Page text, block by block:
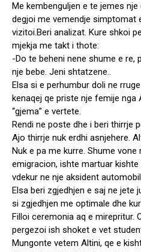
Me kembenguljen e te jemes
degjoi me vemendje simptomat
vizitoi.Beri analizat. Kure shkoi
mjekja me takt i thote:
-Do te beheni nene shume e re,
nje bebe. Jeni shtatzene..
Elsa si e perhumbur doli ne
kenaqej qe priste nje femije nga
“gjema” e vertete.
Rendi ne poste dhe i beri thirrje
Ajo thirrje nuk erdhi asnjehere.
Nuk e pa me kurre. Shume
emigracion, ishte martuar
vdekur ne nje aksident
Elsa beri zgjedhjen e saj ne jete
si zgjedhjen me optimale dhe
Filloi ceremonia aq e mirepritur.
pergezoi ish shoket e vet
Mungonte vetem Altini, qe e